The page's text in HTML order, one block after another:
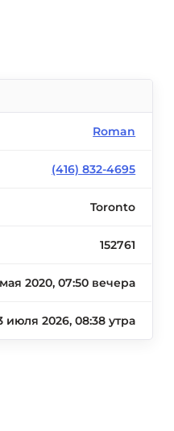
Roman
(416) 832-4695
Toronto
152761
2020, 07:50 вечера
июля 2026, 08:38 утра